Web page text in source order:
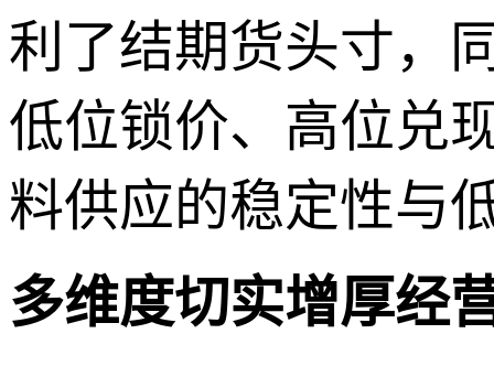
利了结期货头寸，
低位锁价、高位兑
料供应的稳定性与
多维度切实增厚经